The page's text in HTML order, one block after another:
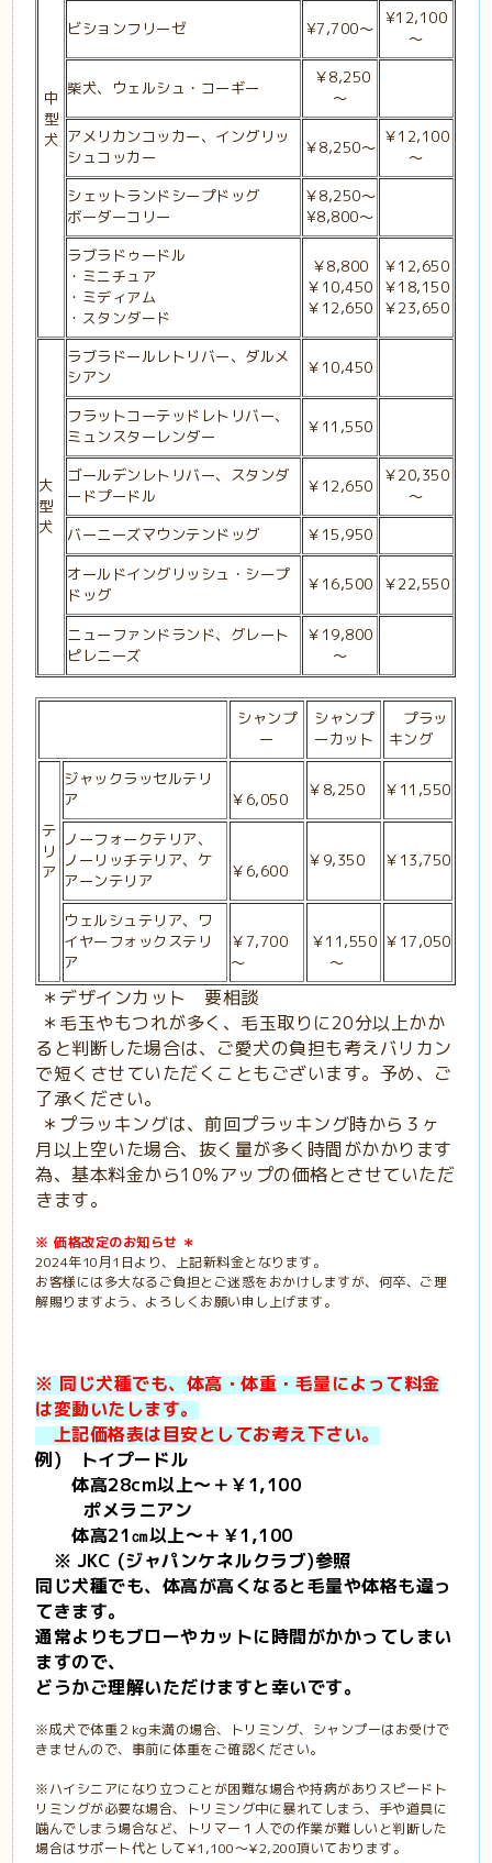
中
型
犬
ビションフリーゼ ¥7,700～
¥12,100
～
柴犬、ウェルシュ・コーギー
￥8,250
～
アメリカンコッカー、イングリッ
シュコッカー
￥8,250～
￥12,100
～
シェットランドシープドッグ
ボーダーコリー
￥8,250～
¥8,800～
ラブラドゥードル
・ミニチュア
・ミディアム
・スタンダード
￥8,800
￥10,450
￥12,650
￥12,650
￥18,150
￥23,650
大
型
犬
ラブラドールレトリバー、ダルメ
シアン
￥10,450
フラットコーテッドレトリバー、
ミュンスターレンダー
￥11,550
ゴールデンレトリバー、スタンダ
ードプードル
￥12,650
￥20,350
～
バーニーズマウンテンドッグ
￥15,950
オールドイングリッシュ・シープ
ドッグ
￥16,500 ￥22,550
ニューファンドランド、グレート
ピレニーズ
￥19,800
～
シャンプ
ー
シャンプ
ーカット
プラッ
キング
テ
リ
ア
ジャックラッセルテリ
ア
￥6,050 ￥8,250 ￥11,550
ノーフォークテリア、
ノーリッチテリア、ケ
アーンテリア
￥6,600
￥9,350 ￥13,750
ウェルシュテリア、ワ
イヤーフォックステリ
ア
￥7,700
～
￥11,550
～
￥17,050
＊デザインカット 要相談
＊毛玉やもつれが多く、毛玉取りに20分以上かか
ると判断した場合は、ご愛犬の負担も考えバリカン
で短くさせていただくこともございます。予め、ご
了承ください。
＊プラッキングは、前回プラッキング時から３ヶ
月以上空いた場合、抜く量が多く時間がかかります
為、基本料金から10%アップの価格とさせていただ
きます。
※ 価格改定のお知らせ ＊
2024年10月1日より、上記新料金となります。
お客様には多大なるご負担とご迷惑をおかけしますが、何卒、ご理
解賜りますよう、よろしくお願い申し上げます。
※ 同じ犬種でも、体高・体重・毛量によって料金
は変動いたします。
上記価格表は目安としてお考え下さい。
例) トイプードル
体高28cm以上～＋￥1,100
ポメラニアン
体高21㎝以上～＋￥1,100
※ JKC (ジャパンケネルクラブ)参照
同じ犬種でも、体高が高くなると毛量や体格も違っ
てきます。
通常よりもブローやカットに時間がかかってしまい
ますので、
どうかご理解いただけますと幸いです。
※成犬で体重２kg未満の場合、トリミング、シャンプーはお受けで
きませんので、事前に体重をご確認ください。
※ハイシニアになり立つことが困難な場合や持病がありスピードト
リミングが必要な場合、トリミング中に暴れてしまう、手や道具に
噛んでしまう場合など、トリマー１人での作業が難しいと判断した
場合はサポート代として¥1,100～¥2,200頂いております。